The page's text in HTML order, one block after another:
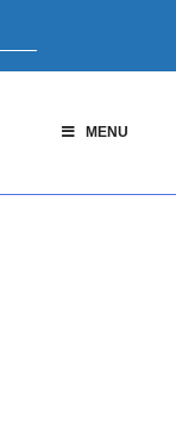
MENU